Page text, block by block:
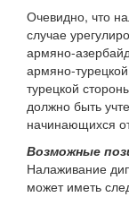
Очевидно, что
случае
армяно-
армяно-
турецкой
должно быть
начинающихся
Возможные
Налаживание
может иметь